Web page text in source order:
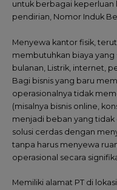
untuk berbagai keperluan
pendirian, Nomor Induk
Menyewa kantor fisik,
membutuhkan biaya
bulanan, Listrik, internet,
Bagi bisnis yang baru
operasionalnya tidak
(misalnya bisnis online,
menjadi beban yang
solusi cerdas dengan
tanpa harus menyewa
operasional secara
Memiliki alamat PT di